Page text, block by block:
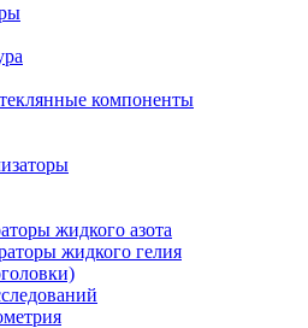
компоненты
жидкого азота
жидкого гелия